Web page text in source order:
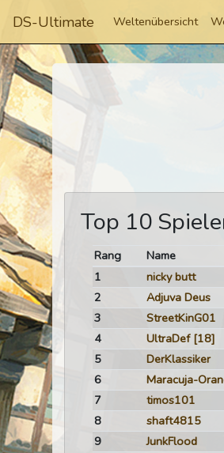
DS-Ultimate Weltenübersicht
Top 10
Rang Name
1
nicky butt
2
Adjuva Deus
3
StreetKinG01
4
UltraDef [18]
5
DerKlassiker
6
Maracuja-
7
timos101
8
shaft4815
9
JunkFlood